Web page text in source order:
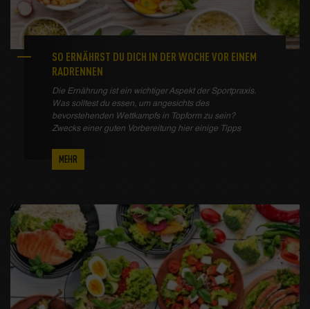
SO ERNÄHRST DU DICH IN DER WOCHE VOR EINEM
RADRENNEN
Die Ernährung ist ein wichtiger Aspekt der Sportpraxis.
Was solltest du essen, um angesichts des
bevorstehenden Wettkampfs in Topform zu sein?
Zwecks einer guten Vorbereitung hier einige Tipps
MEHR